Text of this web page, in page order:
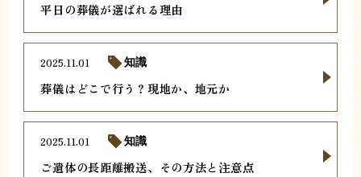
平日の葬儀が選ばれる理由
葬儀はどこで行う？現地か、地元か
2025.11.01 知識
ご遺体の長距離搬送、その方法と注意点
2025.11.01 知識